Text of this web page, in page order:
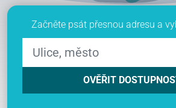
Začněte psát přesnou adresu a
OVĚŘIT